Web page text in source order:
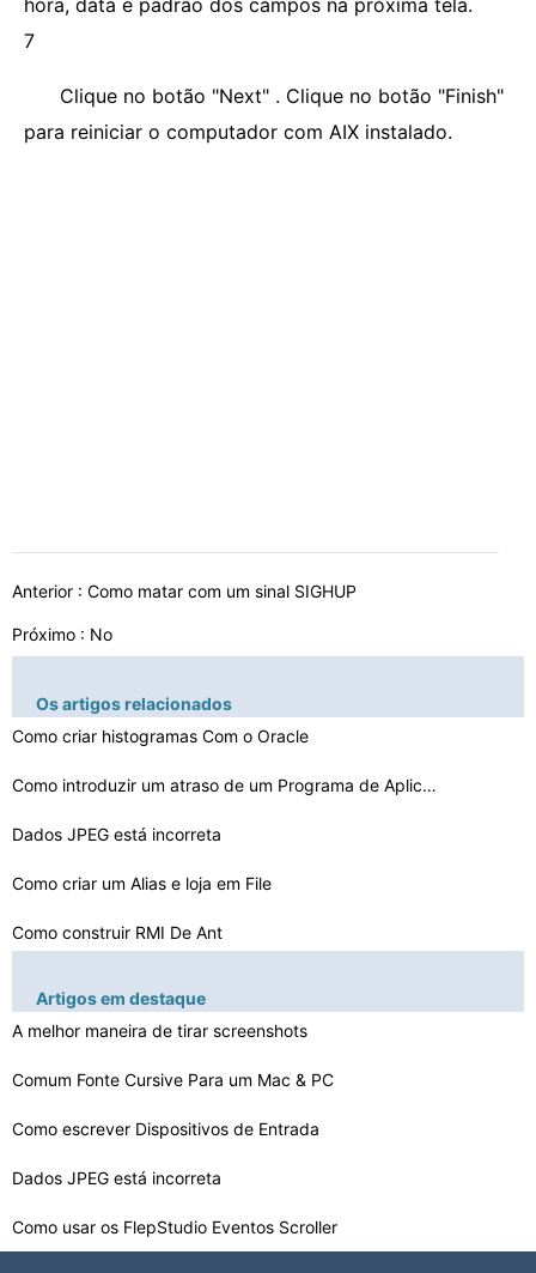
hora, data e padrão dos campos na próxima tela.
7
Clique no botão "Next" . Clique no botão "Finish"
para reiniciar o computador com AIX instalado.
Anterior : Como matar com um sinal SIGHUP
Próximo : No
Os artigos relacionados
Como criar histogramas Com o Oracle
Como introduzir um atraso de um Programa de Aplicação…
Dados JPEG está incorreta
Como criar um Alias ​​e loja em File
Como construir RMI De Ant
Como fazer desfragmentação Como Administrador
Como se proteger contra uma inundação UDP
Como reconstruir Plesk SSH no Apache
Artigos em destaque
A melhor maneira de tirar screenshots
Comum Fonte Cursive Para um Mac & PC
Como escrever Dispositivos de Entrada
Dados JPEG está incorreta
Como usar os FlepStudio Eventos Scroller